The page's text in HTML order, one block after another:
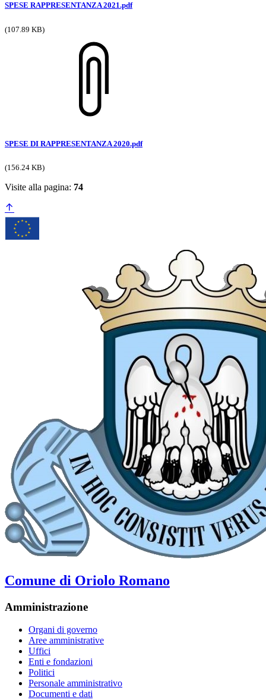
SPESE RAPPRESENTANZA 2021.pdf
(107.89 KB)
SPESE DI RAPPRESENTANZA 2020.pdf
(156.24 KB)
Visite alla pagina: 74
Comune di Oriolo Romano
Amministrazione
Organi di governo
Aree amministrative
Uffici
Enti e fondazioni
Politici
Personale amministrativo
Documenti e dati